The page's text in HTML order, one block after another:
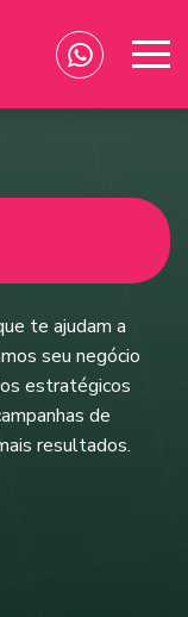
te ajudam a
seu negócio
estratégicos
de
resultados.